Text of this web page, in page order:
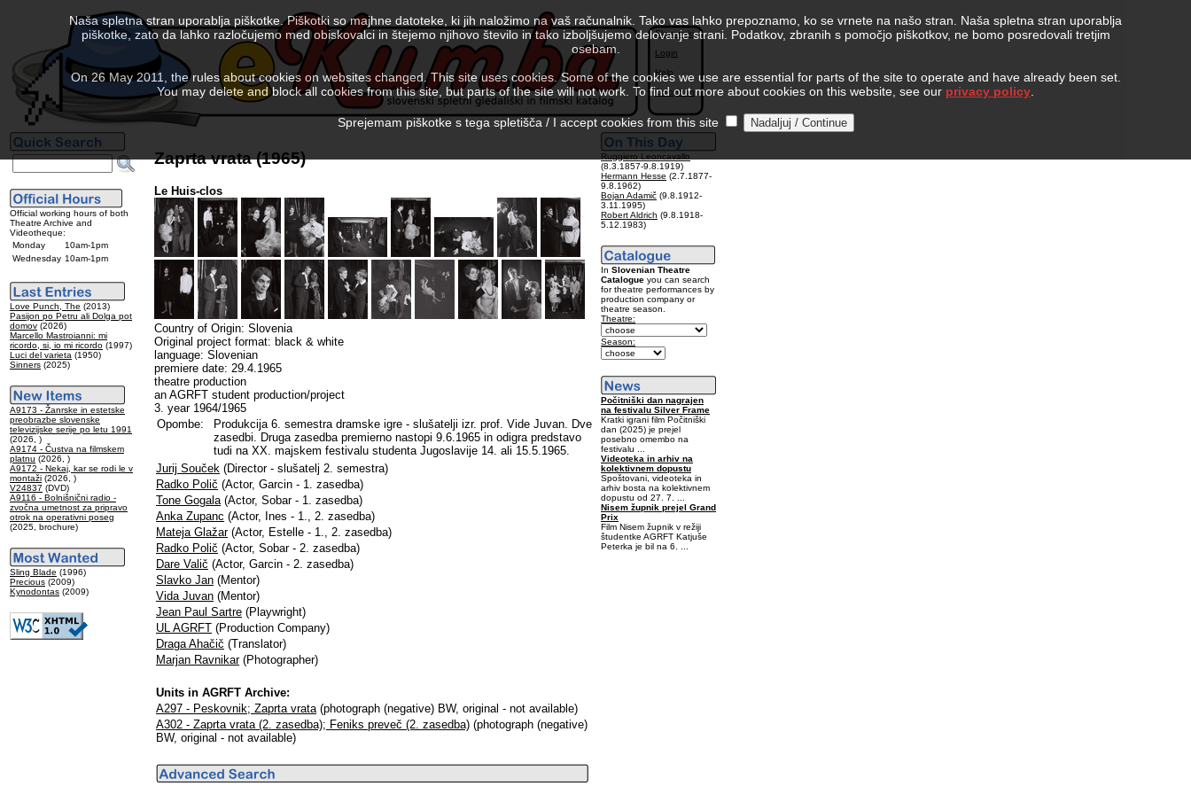
Slovenski
Login
Help
Colophon
Official working hours of both
Theatre Archive and
Videotheque:
Monday
10am-1pm
Wednesday 10am-1pm
Love Punch, The (2013)
Pasijon po Petru ali Dolga pot
domov (2026)
Marcello Mastroianni: mi
ricordo, si, io mi ricordo (1997)
Luci del varieta (1950)
Sinners (2025)
A9173 - Žanrske in estetske
preobrazbe slovenske
televizijske serije po letu 1991
(2026, )
A9174 - Čustva na filmskem
platnu (2026, )
A9172 - Nekaj, kar se rodi le v
montaži (2026, )
V24837 (DVD)
A9116 - Bolnišnični radio -
zvočna umetnost za pripravo
otrok na operativni poseg
(2025, brochure)
Sling Blade (1996)
Precious (2009)
Kynodontas (2009)
Zaprta vrata (1965)
Le Huis-clos
Country of Origin: Slovenia
Original project format: black & white
language: Slovenian
premiere date: 29.4.1965
theatre production
an AGRFT student production/project
3. year 1964/1965
Opombe:
Produkcija 6. semestra dramske igre - slušatelji izr. prof. Vide Juvan. Dve
zasedbi. Druga zasedba premierno nastopi 9.6.1965 in odigra predstavo
tudi na XX. majskem festivalu studenta Jugoslavije 14. ali 15.5.1965.
Jurij Souček (Director - slušatelj 2. semestra)
Radko Polič (Actor, Garcin - 1. zasedba)
Tone Gogala(Actor, Sobar - 1. zasedba)
Anka Zupanc (Actor, Ines - 1., 2. zasedba)
Mateja Glažar(Actor, Estelle - 1., 2. zasedba)
Radko Polič (Actor, Sobar - 2. zasedba)
Dare Valič (Actor, Garcin - 2. zasedba)
Slavko Jan (Mentor)
Vida Juvan (Mentor)
Jean Paul Sartre (Playwright)
UL AGRFT (Production Company)
Draga Ahačič (Translator)
Marjan Ravnikar(Photographer)
Units in AGRFT Archive:
A297 - Peskovnik; Zaprta vrata(photograph (negative) BW, original - not available)
A302 - Zaprta vrata (2. zasedba); Feniks preveč (2. zasedba) (photograph (negative)
BW, original - not available)
Ruggiero Leoncavallo
(8.3.1857-9.8.1919)
Hermann Hesse (2.7.1877-
9.8.1962)
Bojan Adamič (9.8.1912-
3.11.1995)
Robert Aldrich (9.8.1918-
5.12.1983)
In Slovenian Theatre
Catalogue you can search
for theatre performances by
production company or
theatre season.
Theatre:
Season:
Počitniški dan nagrajen
na festivalu Silver Frame
Kratki igrani film Počitniški
dan (2025) je prejel
posebno omembo na
festivalu ...
Videoteka in arhiv na
kolektivnem dopustu
Spoštovani, videoteka in
arhiv bosta na kolektivnem
dopustu od 27. 7. ...
Nisem župnik prejel Grand
Prix
Film Nisem župnik v režiji
študentke AGRFT Katjuše
Peterka je bil na 6. ...
Naša spletna stran uporablja piškotke. Piškotki so majhne datoteke, ki jih naložimo na vaš računalnik. Tako vas lahko prepoznamo, ko se vrnete na našo stran. Naša spletna stran uporablja
piškotke, zato da lahko razločujemo med obiskovalci in štejemo njihovo število in tako izboljšujemo delovanje strani. Podatkov, zbranih s pomočjo piškotkov, ne bomo posredovali tretjim
osebam.
On 26 May 2011, the rules about cookies on websites changed. This site uses cookies. Some of the cookies we use are essential for parts of the site to operate and have already been set.
You may delete and block all cookies from this site, but parts of the site will not work. To find out more about cookies on this website, see our privacy policy
Sprejemam piškotke s tega spletišča / I accept cookies from this site